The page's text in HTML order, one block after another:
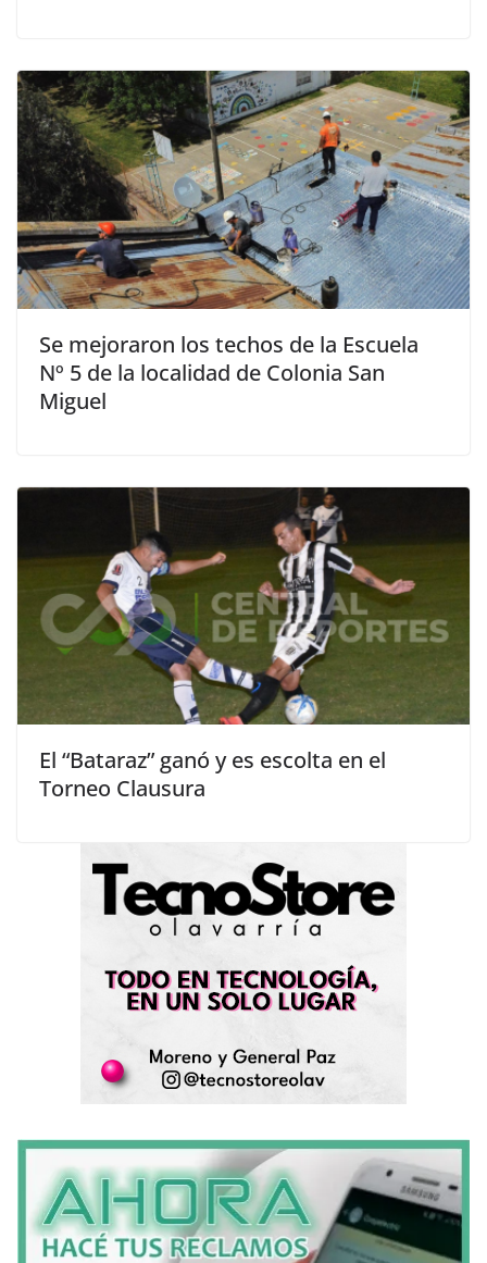
Se mejoraron los techos de la Escuela
Nº 5 de la localidad de Colonia San
Miguel
El “Bataraz” ganó y es escolta en el
Torneo Clausura